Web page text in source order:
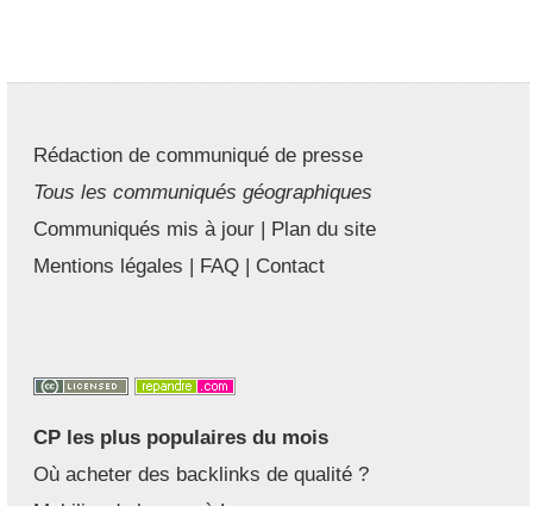
Rédaction de communiqué de presse
Tous les communiqués géographiques
Communiqués mis à jour | Plan du site
Mentions légales | FAQ | Contact
CP les plus populaires du mois
Où acheter des backlinks de qualité ?